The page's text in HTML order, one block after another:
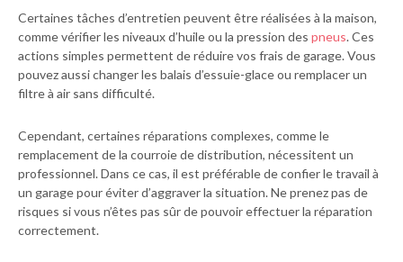
Certaines tâches d’entretien peuvent être réalisées à la maison,
comme vérifier les niveaux d’huile ou la pression des pneus. Ces
actions simples permettent de réduire vos frais de garage. Vous
pouvez aussi changer les balais d’essuie-glace ou remplacer un
filtre à air sans difficulté.
Cependant, certaines réparations complexes, comme le
remplacement de la courroie de distribution, nécessitent un
professionnel. Dans ce cas, il est préférable de confier le travail à
un garage pour éviter d’aggraver la situation. Ne prenez pas de
risques si vous n’êtes pas sûr de pouvoir effectuer la réparation
correctement.